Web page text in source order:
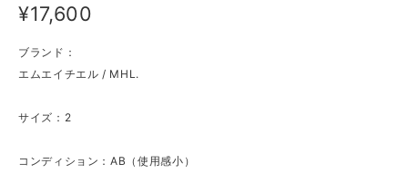
¥17,600
ブランド：
エムエイチエル / MHL.
サイズ：2
コンディション：AB（使用感小）